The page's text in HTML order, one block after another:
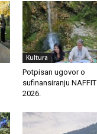
Kultura
Potpisan ugovor o
sufinansiranju NAFFIT
2026.